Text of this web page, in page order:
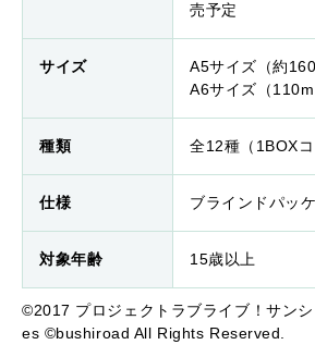
売予定
サイズ
A5サイズ（約
A6サイズ（
種類 全12種（1BOXコ
仕様 ブラインドパッ
対象年齢 15歳以上
©2017 プロジェクトラブライブ！サン
es ©bushiroad All Rights Reserved.